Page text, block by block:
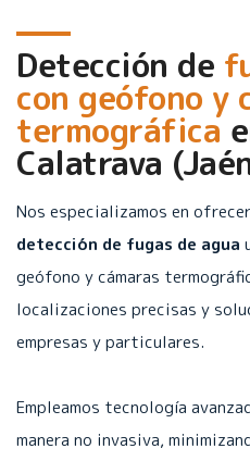
Detección de
con geófono y
termográfica
Calatrava
Nos especializamos en
detección de fugas de agua
geófono y cámaras
localizaciones precisas y
empresas y particulares.
Empleamos tecnología
manera no invasiva,